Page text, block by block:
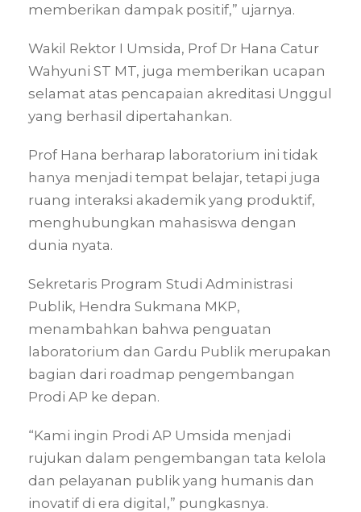
memberikan dampak positif,” ujarnya.
Wakil Rektor I Umsida, Prof Dr Hana Catur
Wahyuni ST MT, juga memberikan ucapan
selamat atas pencapaian akreditasi Unggul
yang berhasil dipertahankan.
Prof Hana berharap laboratorium ini tidak
hanya menjadi tempat belajar, tetapi juga
ruang interaksi akademik yang produktif,
menghubungkan mahasiswa dengan
dunia nyata.
Sekretaris Program Studi Administrasi
Publik, Hendra Sukmana MKP,
menambahkan bahwa penguatan
laboratorium dan Gardu Publik merupakan
bagian dari roadmap pengembangan
Prodi AP ke depan.
“Kami ingin Prodi AP Umsida menjadi
rujukan dalam pengembangan tata kelola
dan pelayanan publik yang humanis dan
inovatif di era digital,” pungkasnya.